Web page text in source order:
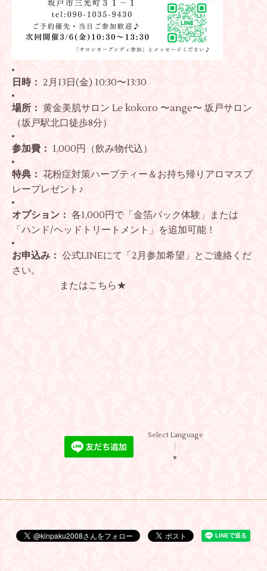
日時： 2月13日(金) 10:30〜13:30
場所： 黄金美肌サロン Le kokoro 〜ange〜 坂戸サロン
（坂戸駅北口徒歩8分）
参加費： 1,000円（飲み物代込）
特典： 花粉症対策ハーブティー＆お持ち帰りアロマスプ
レープレゼント♪
オプション： 各1,000円で「金箔パック体験」または
「ハンド/ヘッドトリートメント」を追加可能！
お申込み： 公式LINEにて「2月参加希望」とご連絡くだ
さい。
またはこちら★
Select Language
▼